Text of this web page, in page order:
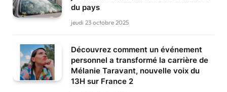
du pays
jeudi 23 octobre 2025
Découvrez comment un événement
personnel a transformé la carrière de
Mélanie Taravant, nouvelle voix du
13H sur France 2